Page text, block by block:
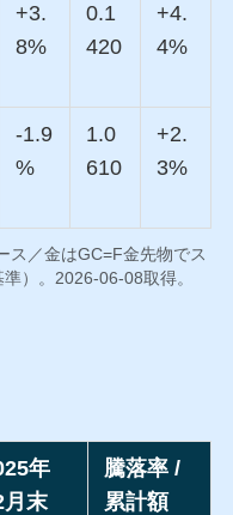
+3.
8%
0.1
420
+4.
4%
-1.9
%
1.0
610
+2.
3%
ス／金はGC=F金先物でス
）。2026-06-08取得。
年
月末
騰落率 /
累計額